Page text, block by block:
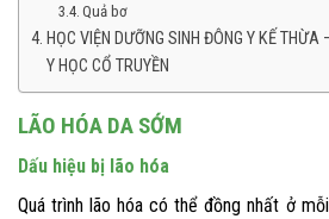
Quả bơ
HỌC VIỆN DƯỠNG SINH ĐÔNG Y KẾ THỪA
Y HỌC CỔ TRUYỀN
LÃO HÓA DA SỚM
Dấu hiệu bị lão hóa
Quá trình lão hóa có thể đồng nhất ở